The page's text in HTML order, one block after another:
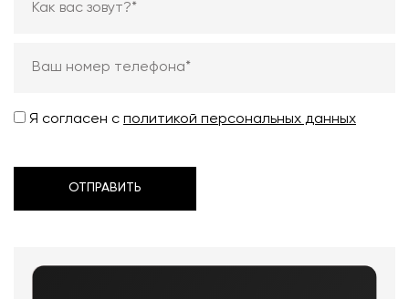
Я согласен с политикой персональных данных
ОТПРАВИТЬ